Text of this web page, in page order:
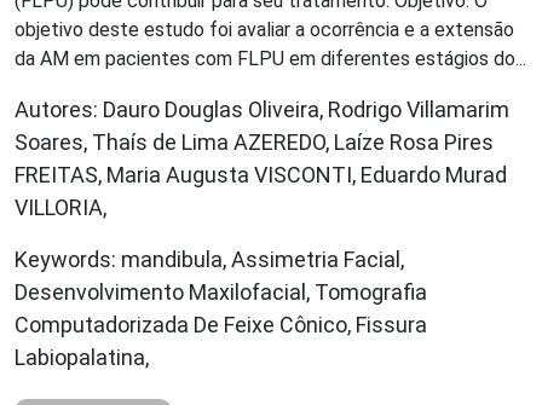
objetivo deste estudo foi avaliar a ocorrência e a extensão
da AM em pacientes com FLPU em diferentes estágios do...
Autores: Dauro Douglas Oliveira, Rodrigo Villamarim
Soares, Thaís de Lima AZEREDO, Laíze Rosa Pires
FREITAS, Maria Augusta VISCONTI, Eduardo Murad
VILLORIA,
Keywords: mandibula, Assimetria Facial,
Desenvolvimento Maxilofacial, Tomografia
Computadorizada De Feixe Cônico, Fissura
Labiopalatina,